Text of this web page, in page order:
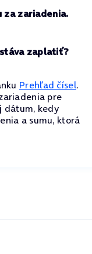
zariadenia.
zaplatiť?
Prehľad čísel.
pre
dátum, kedy
a sumu, ktorá